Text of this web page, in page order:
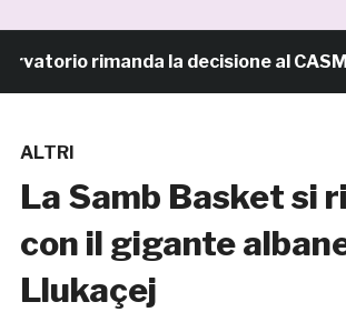
rimanda la decisione al CASMS:
ALTRI
La Samb Basket si
con il gigante
Llukaçej